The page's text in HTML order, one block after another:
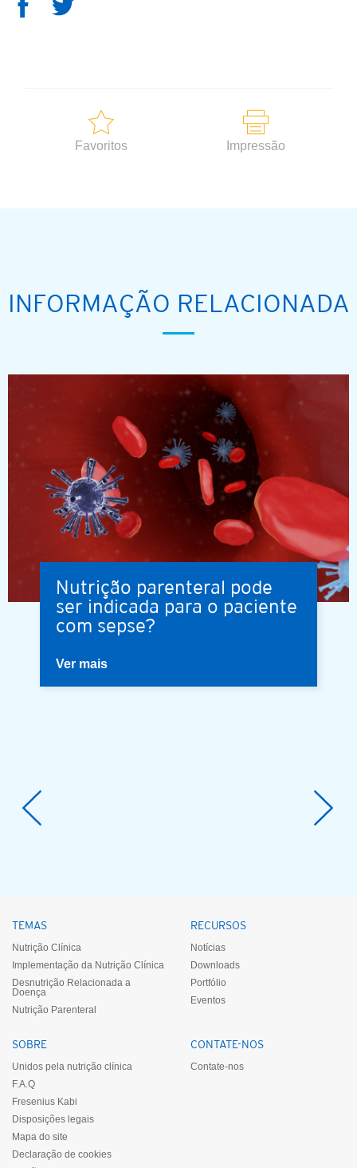
Favoritos Impressão
INFORMAÇÃO RELACIONADA
Nutrição parenteral pode
ser indicada para o paciente
com sepse?
Ver mais
TEMAS
Nutrição Clínica
Implementação da Nutrição Clínica
Desnutrição Relacionada a
Doença
Nutrição Parenteral
RECURSOS
Notícias
Downloads
Portfólio
Eventos
SOBRE
Unidos pela nutrição clínica
F.A.Q
Fresenius Kabi
Disposições legais
Mapa do site
Declaração de cookies
CONTATE-NOS
Contate-nos